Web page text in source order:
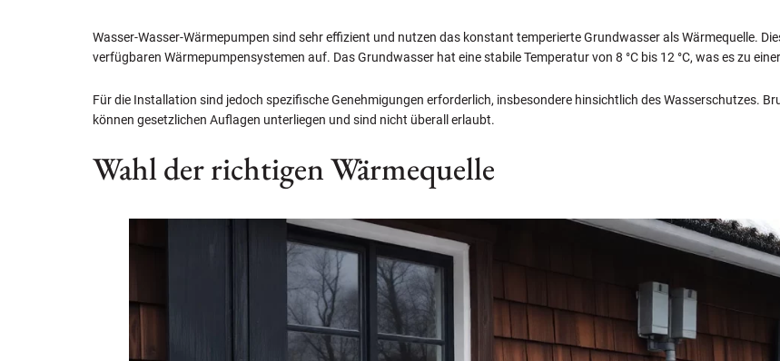
Wasser-Wasser-Wärmepumpen sind sehr effizient und nutzen das konstant temperierte Grundwasser als Wärmequelle.
verfügbaren Wärmepumpensystemen auf. Das Grundwasser hat eine stabile Temperatur von 8 °C bis 12 °C, was es zu
Für die Installation sind jedoch spezifische Genehmigungen erforderlich, insbesondere hinsichtlich des Wasserschutzes.
können gesetzlichen Auflagen unterliegen und sind nicht überall erlaubt.
Wahl der richtigen Wärmequelle